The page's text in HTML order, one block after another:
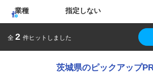
業種 指定しない
全 2 件ヒットしました
茨城県のピックアップ